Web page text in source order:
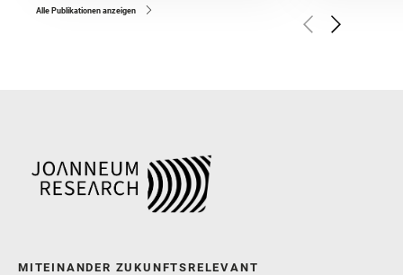
Golombek, M. and
Herkenhoff, K. and
Alle Publikationen anzeigen
MITEINANDER ZUKUNFTSRELEVANT